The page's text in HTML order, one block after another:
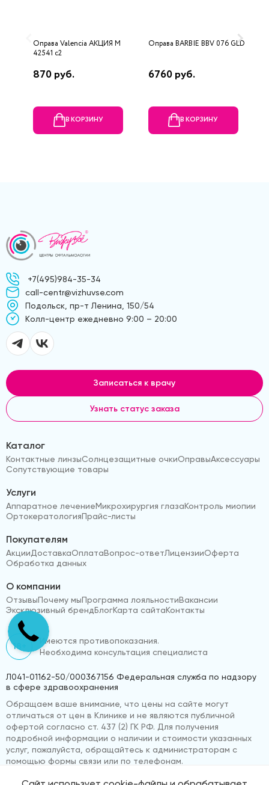
Оправа Valencia AKЦИЯ М
42541 c2
870 руб.
В КОРЗИНУ
Оправа BARBIE BBV 076 GLD
6760 руб.
В КОРЗИНУ
+7(495)984-35-34
call-centr@vizhuvse.com
Подольск, пр-т Ленина, 150/54
Kолл-центр ежедневно 9:00 – 20:00
Записаться к врачу
Узнать статус заказа
Каталог
Контактные линзыСолнцезащитные очкиОправыАксессуары
Сопутствующие товары
Услуги
Аппаратное лечениеМикрохирургия глазаКонтроль миопии
ОртокератологияПрайс-листы
Покупателям
АкцииДоставкаОплатаВопрос-ответЛицензииОферта
Обработка данных
О компании
ОтзывыПочему мыПрограмма лояльностиВакансии
Эксклюзивный брендБлогКарта сайтаКонтакты
18+
Имеются противопоказания.
Необходима консультация специалиста
Л041-01162-50/000367156 Федеральная служба по надзору
в сфере здравоохранения
Обращаем ваше внимание, что цены на сайте могут
отличаться от цен в Клинике и не являются публичной
офертой согласно ст. 437 (2) ГК РФ. Для получения
подробной информации о наличии и стоимости указанных
услуг, пожалуйста, обращайтесь к администраторам с
помощью формы связи или по телефонам.